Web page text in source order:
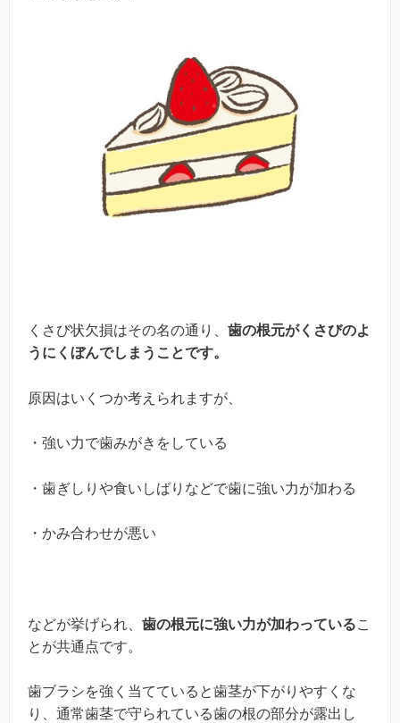
くさび状欠損はその名の通り、 歯の根元がくさびのよ
うにくぼんでしまうことです。
原因はいくつか考えられますが、
・強い力で歯みがきをしている
・歯ぎしりや食いしばりなどで歯に強い力が加わる
・かみ合わせが悪い
などが挙げられ、 歯の根元に強い力が加わっているこ
とが共通点です。
歯ブラシを強く当てていると歯茎が下がりやすくな
り、通常歯茎で守られている歯の根の部分が露出し